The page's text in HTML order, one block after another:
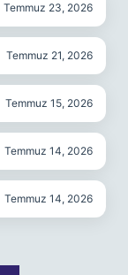
Temmuz 23, 2026
Temmuz 21, 2026
Temmuz 15, 2026
Temmuz 14, 2026
Temmuz 14, 2026